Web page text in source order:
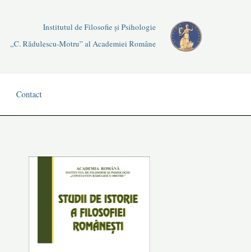
Institutul de Filosofie și Psihologie
„C. Rădulescu-Motru” al Academiei Române
Contact